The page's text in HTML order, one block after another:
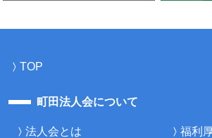
TOP
町田法人会について
法人会とは 福利